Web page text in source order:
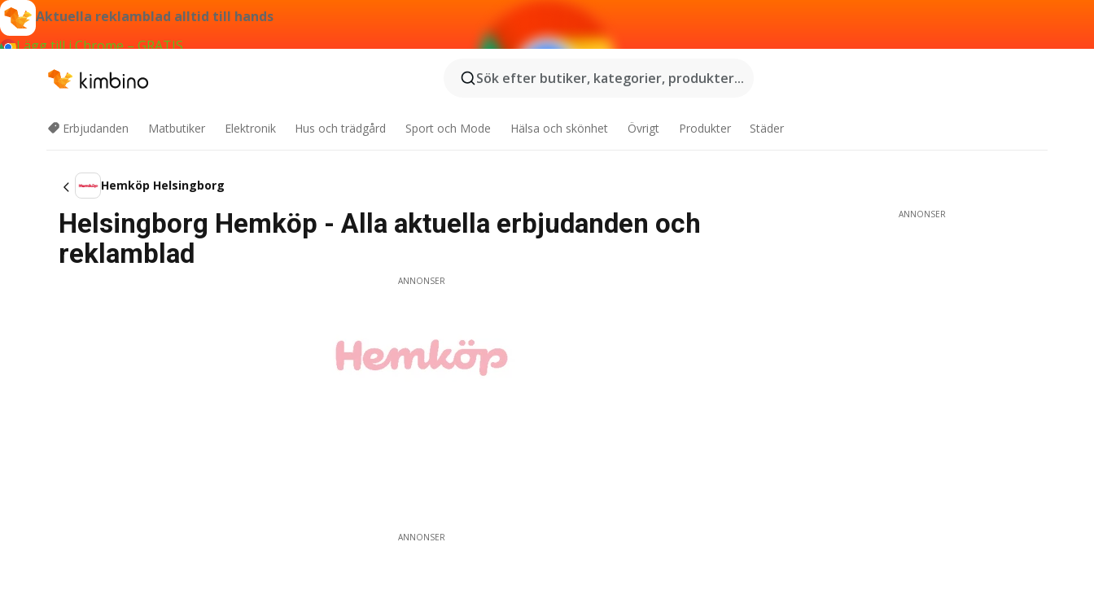
Aktuella reklamblad alltid till hands
Lägg till i Chrome – GRATIS
Sök efter butiker, kategorier, produkter...
Erbjudanden Matbutiker Elektronik Hus och trädgård Sport och Mode Hälsa och skönhet Övrigt Produkter Städer
Hemköp Helsingborg
Helsingborg Hemköp - Alla aktuella erbjudanden och
reklamblad
ANNONSER
ANNONSER
ANNONSER